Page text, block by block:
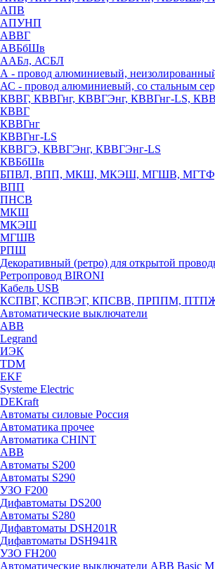
АПВ
АПУНП
АВВГ
АВБбШв
ААБл, АСБЛ
А - провод алюминиевый,
АС - провод алюминиевый, со стальным
КВВГ, КВВГнг, КВВГЭнг, КВВГнг-LS,
КВВГ
КВВГнг
КВВГнг-LS
КВВГЭ, КВВГЭнг, КВВГЭнг-LS
КВБбШв
БПВЛ, ВПП, МКШ, МКЭШ, МГШВ,
ВПП
ПНСВ
МКШ
МКЭШ
МГШВ
РПШ
Декоративный (ретро) для открытой
Ретропровод BIRONI
Кабель USB
КСПВГ, КСПВЭГ, КПСВВ, ПРППМ,
Автоматические выключатели
ABB
Legrand
ИЭК
TDM
EKF
Systeme Electric
DEKraft
Автоматы силовые Россия
Автоматика прочее
Автоматика CHINT
ABB
Автоматы S200
Автоматы S290
УЗО F200
Дифавтоматы DS200
Автоматы S280
Дифавтоматы DSH201R
Дифавтоматы DSH941R
УЗО FH200
Автоматические выключатели ABB Basic M